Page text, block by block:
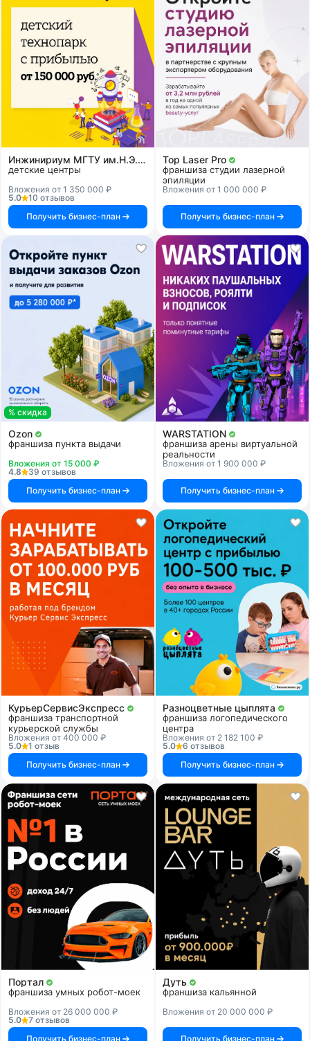
Инжинириум МГТУ им.Н.Э.Баумана
детские центры
Вложения от 1 350 000 ₽
5.0
10 отзывов
Получить бизнес-план
Top Laser Pro
франшиза студии лазерной
эпиляции
Вложения от 1 000 000 ₽
Получить бизнес-план
% скидка
Ozon
франшиза пункта выдачи
Вложения от 15 000 ₽
4.8
39 отзывов
Получить бизнес-план
WARSTATION
франшиза арены виртуальной
реальности
Вложения от 1 900 000 ₽
Получить бизнес-план
КурьерСервисЭкспресс
франшиза транспортной
курьерской службы
Вложения от 400 000 ₽
5.0
1 отзыв
Получить бизнес-план
Разноцветные цыплята
франшиза логопедического
центра
Вложения от 2 182 100 ₽
5.0
6 отзывов
Получить бизнес-план
Портал
франшиза умных робот-моек
Вложения от 26 000 000 ₽
5.0
7 отзывов
Получить бизнес-план
Дуть
франшиза кальянной
Вложения от 20 000 000 ₽
Получить бизнес-план